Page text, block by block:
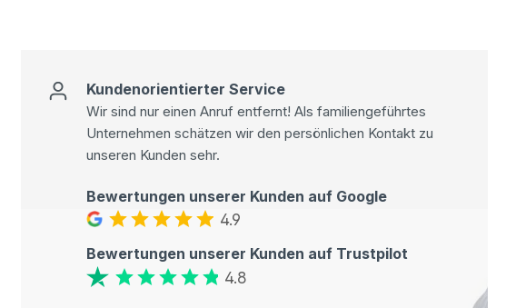
Kundenorientierter Service
Wir sind nur einen Anruf entfernt! Als familiengeführtes
Unternehmen schätzen wir den persönlichen Kontakt zu
unseren Kunden sehr.
Bewertungen unserer Kunden auf Google
4.9
Bewertungen unserer Kunden auf Trustpilot
4.8